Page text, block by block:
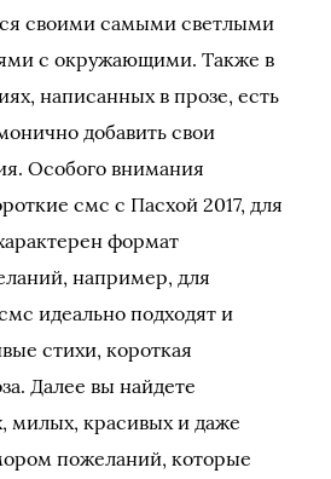
своими самыми светлыми
с окружающими. Также в
написанных в прозе, есть
добавить свои
Особого внимания
смс с Пасхой 2017, для
формат
например, для
идеально подходят и
стихи, короткая
Далее вы найдете
милых, красивых и даже
пожеланий, которые